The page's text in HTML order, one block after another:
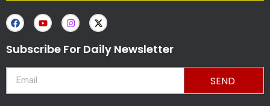
Subscribe For Daily Newsletter
SEND